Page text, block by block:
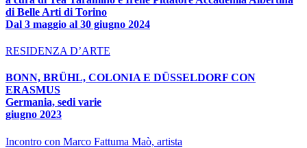
di Belle Arti di Torino
Dal 3 maggio al 30 giugno 2024
RESIDENZA D’ARTE
BONN, BRÜHL, COLONIA E DÜSSELDORF CON
ERASMUS
Germania, sedi varie
giugno 2023
Incontro con Marco Fattuma Maò, artista